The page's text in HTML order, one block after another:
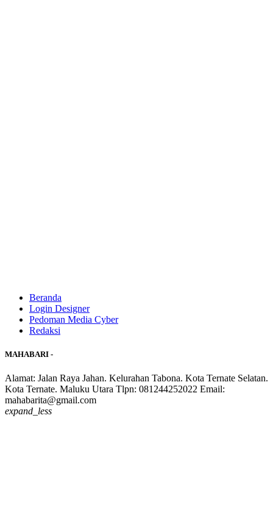
Beranda
Login Designer
Pedoman Media Cyber
Redaksi
MAHABARI -
Alamat: Jalan Raya Jahan. Kelurahan Tabona. Kota Ternate Selatan.
Kota Ternate. Maluku Utara Tlpn: 081244252022 Email:
mahabarita@gmail.com
expand_less